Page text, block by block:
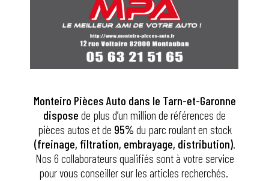
Monteiro Pièces Auto dans le Tarn-et-Garonne
dispose de plus d’un million de références de
pièces autos et de 95% du parc roulant en stock
(freinage, filtration, embrayage, distribution).
Nos 6 collaborateurs qualifiés sont à votre service
pour vous conseiller sur les articles recherchés.